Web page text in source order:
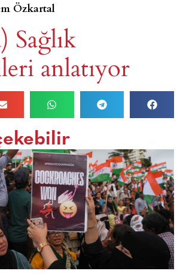
Özkartal
Sağlık
anlatıyor